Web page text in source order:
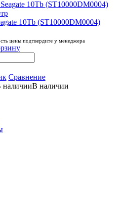
10Tb (ST10000DM0004)
цены подтвердите у менеджера
Сравнение
В наличии